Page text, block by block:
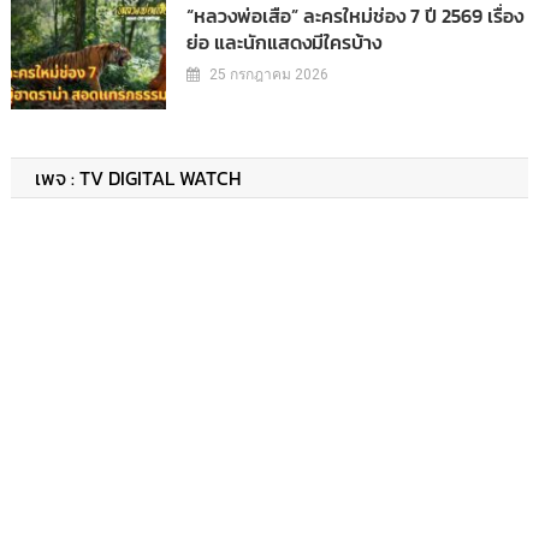
“หลวงพ่อเสือ” ละครใหม่ช่อง 7 ปี 2569 เรื่อง
ย่อ และนักแสดงมีใครบ้าง
25 กรกฎาคม 2026
เพจ : TV DIGITAL WATCH